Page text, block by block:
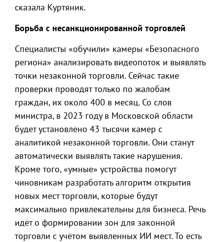
сказала Куртяник.
Борьба с несанкционированной торговлей
Специалисты «обучили» камеры «Безопасного
региона» анализировать видеопоток и выявлять
точки незаконной торговли. Сейчас такие
проверки проводят только по жалобам
граждан, их около 400 в месяц. Со слов
министра, в 2023 году в Московской области
будет установлено 43 тысячи камер с
аналитикой незаконной торговли. Они станут
автоматически выявлять такие нарушения.
Кроме того, «умные» устройства помогут
чиновникам разработать алгоритм открытия
новых мест торговли, которые будут
максимально привлекательны для бизнеса. Речь
идёт о формировании зон для законной
торговли с учётом выявленных ИИ мест. То есть